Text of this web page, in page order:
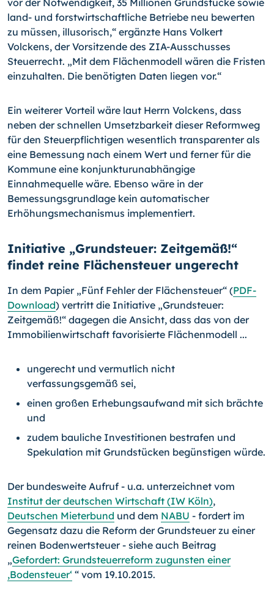
vor der Notwendigkeit, 35 Millionen Grundstücke sowie
land- und forstwirtschaftliche Betriebe neu bewerten
zu müssen, illusorisch,“ ergänzte Hans Volkert
Volckens, der Vorsitzende des ZIA-Ausschusses
Steuerrecht. „Mit dem Flächenmodell wären die Fristen
einzuhalten. Die benötigten Daten liegen vor.“
Ein weiterer Vorteil wäre laut Herrn Volckens, dass
neben der schnellen Umsetzbarkeit dieser Reformweg
für den Steuerpflichtigen wesentlich transparenter als
eine Bemessung nach einem Wert und ferner für die
Kommune eine konjunkturunabhängige
Einnahmequelle wäre. Ebenso wäre in der
Bemessungsgrundlage kein automatischer
Erhöhungsmechanismus implementiert.
Initiative „Grundsteuer: Zeitgemäß!“
findet reine Flächensteuer ungerecht
In dem Papier „Fünf Fehler der Flächensteuer“ (PDF-
Download) vertritt die Initiative „Grundsteuer:
Zeitgemäß!“ dagegen die Ansicht, dass das von der
Immobilienwirtschaft favorisierte Flächenmodell ...
ungerecht und vermutlich nicht
verfassungsgemäß sei,
einen großen Erhebungsaufwand mit sich brächte
und
zudem bauliche Investitionen bestrafen und
Spekulation mit Grundstücken begünstigen würde.
Der bundesweite Aufruf - u.a. unterzeichnet vom
Institut der deutschen Wirtschaft (IW Köln),
Deutschen Mieterbund und dem NABU - fordert im
Gegensatz dazu die Reform der Grundsteuer zu einer
reinen Bodenwertsteuer - siehe auch Beitrag
„Gefordert: Grundsteuerreform zugunsten einer
,Bodensteuer‘ “ vom 19.10.2015.